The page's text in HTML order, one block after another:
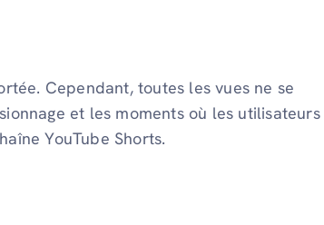
Cependant, toutes les vues ne se
et les moments où les utilisateurs
YouTube Shorts.